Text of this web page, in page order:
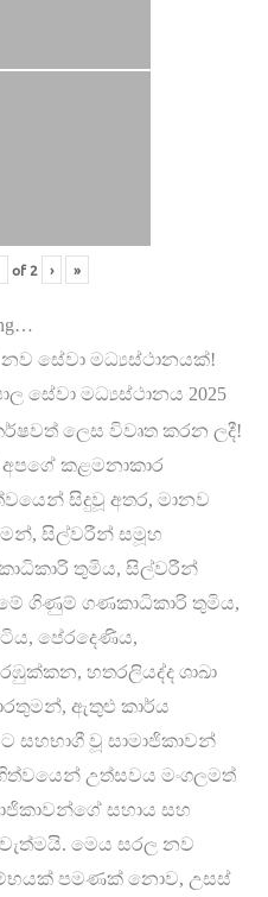
of2 › »
සේවා මධ්‍යස්ථානයක්!
සේවා මධ්‍යස්ථානය 2025
ලෙස විවෘත කරන ලදී!
කළමනාකාර
සිදුවූ අතර, මානව
සිල්වරීන් සමූහ
තුමිය, සිල්වරීන්
ගිණුම් ගණකාධිකාරි තුමිය,
පේරදෙණිය,
හතරලියද්ද ශාඛා
ඇතුළු කාර්ය
වූ සාමාජිකාවන්
උත්සවය මංගලමත්
සහාය සහ
මෙය සරල නව
පමණක් නොව, උසස්